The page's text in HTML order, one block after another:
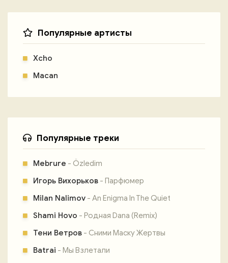
Популярные артисты
Xcho
Macan
Популярные треки
Mebrure - Özledim
Игорь Вихорьков - Парфюмер
Milan Nalimov - An Enigma In The Quiet
Shami Hovo - Родная Dana (Remix)
Тени Ветров - Сними Маску Жертвы
Batrai - Мы Взлетали